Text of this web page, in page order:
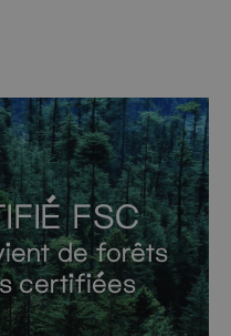
FSC
de forêts
certifiées